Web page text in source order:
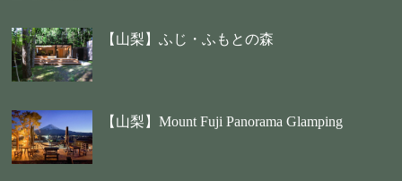
【山梨】ふじ・ふもとの森
【山梨】Mount Fuji Panorama Glamping